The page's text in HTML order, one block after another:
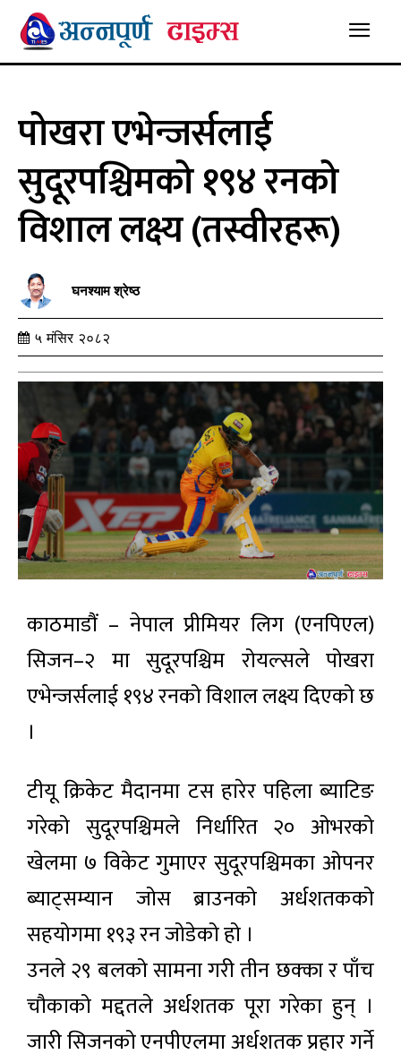
पोखरा एभेन्जर्सलाई
सुदूरपश्चिमको १९४ रनको
विशाल लक्ष्य (तस्वीरहरू)
घनश्याम श्रेष्ठ
५ मंसिर २०८२
काठमाडौं – नेपाल प्रीमियर लिग (एनपिएल)
सिजन–२ मा सुदूरपश्चिम रोयल्सले पोखरा
एभेन्जर्सलाई १९४ रनको विशाल लक्ष्य दिएको छ
।
टीयू क्रिकेट मैदानमा टस हारेर पहिला ब्याटिङ
गरेको सुदूरपश्चिमले निर्धारित २० ओभरको
खेलमा ७ विकेट गुमाएर सुदूरपश्चिमका ओपनर
ब्याट्सम्यान जोस ब्राउनको अर्धशतकको
सहयोगमा १९३ रन जोडेको हो ।
उनले २९ बलको सामना गरी तीन छक्का र पाँच
चौकाको मद्दतले अर्धशतक पूरा गरेका हुन् ।
जारी सिजनको एनपीएलमा अर्धशतक प्रहार गर्ने